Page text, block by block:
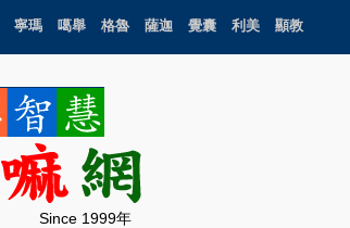
寧瑪 噶舉 格魯 薩迦 覺囊 利美 顯教
Since 1999年